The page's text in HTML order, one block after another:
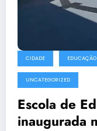
CIDADE EDUCAÇÃO
UNCATEGORIZED
Escola de
inaugurada